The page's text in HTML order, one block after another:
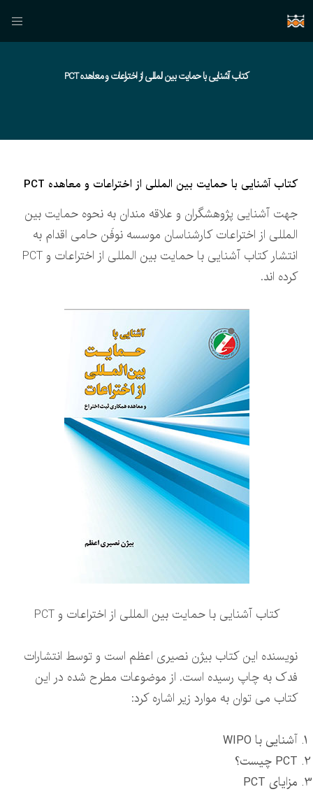
کتاب آشنایی با حمایت بین المللی از اختراعات و معاهده PCT
کتاب آشنایی با حمایت بین المللی از اختراعات و معاهده PCT
جهت آشنایی پژوهشگران و علاقه مندان به نحوه حمایت بین
المللی از اختراعات کارشناسان موسسه نوفَن حامی اقدام به
انتشار کتاب آشنایی با حمایت بین المللی از اختراعات و PCT
کرده اند.
کتاب آشنایی با حمایت بین المللی از اختراعات و PCT
نویسنده این کتاب بیژن نصیری اعظم است و توسط انتشارات
فدک به چاپ رسیده است. از موضوعات مطرح شده در این
کتاب می توان به موارد زیر اشاره کرد:
آشنایی با WIPO
PCT چیست؟
مزایای PCT